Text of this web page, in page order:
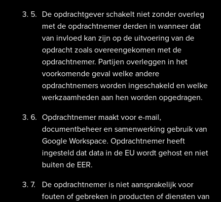
De opdrachtgever schakelt niet zonder overleg
met de opdrachtnemer derden in wanneer dat
van invloed kan zijn op de uitvoering van de
opdracht zoals overeengekomen met de
opdrachtnemer. Partijen overleggen in het
voorkomende geval welke andere
opdrachtnemers worden ingeschakeld en welke
werkzaamheden aan hen worden opgedragen.
Opdrachtnemer maakt voor e-mail,
documentbeheer en samenwerking gebruik van
Google Workspace. Opdrachtnemer heeft
ingesteld dat data in de EU wordt gehost en niet
buiten de EER.
De opdrachtnemer is niet aansprakelijk voor
fouten of gebreken in producten of diensten van